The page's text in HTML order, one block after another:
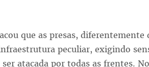
que as presas,
peculiar, exigindo
ser atacada por todas as frentes.